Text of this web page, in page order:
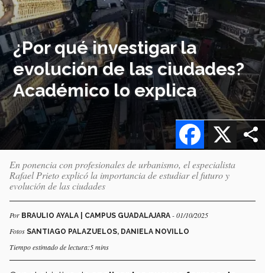
¿Por qué investigar la
evolución de las ciudades?
Académico lo explica
X
Facebook
En ponencia con profesionales de urbanismo, el especialista
Rafael Prieto explicó la importancia de estudiar el futuro y
evolución de las ciudades
Por BRAULIO AYALA | CAMPUS GUADALAJARA - 01/10/2025
Fotos SANTIAGO PALAZUELOS, DANIELA NOVILLO
Tiempo estimado de lectura:5 mins